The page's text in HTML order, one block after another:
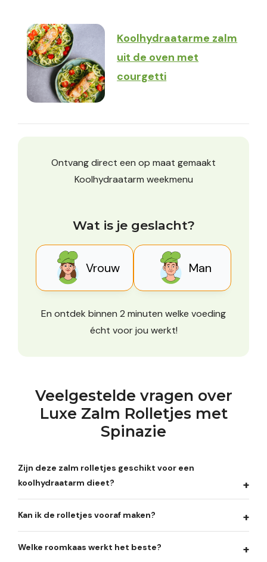
Koolhydraatarme zalm
uit de oven met
courgetti
Ontvang direct een op maat gemaakt
Koolhydraatarm weekmenu
Wat is je geslacht?
Vrouw Man
En ontdek binnen 2 minuten welke voeding
écht voor jou werkt!
Veelgestelde vragen over
Luxe Zalm Rolletjes met
Spinazie
Zijn deze zalm rolletjes geschikt voor een
koolhydraatarm dieet?
Kan ik de rolletjes vooraf maken?
Welke roomkaas werkt het beste?